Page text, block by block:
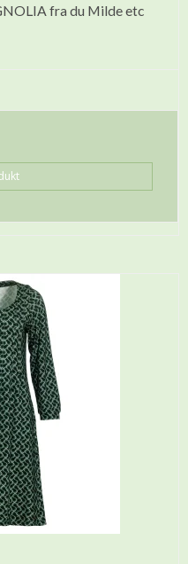
fra du Milde etc